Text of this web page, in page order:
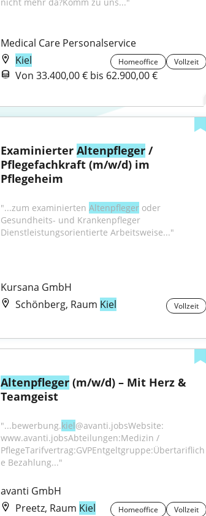
Medical Care Personalservice
Kiel
Homeoffice Vollzeit
Von 33.400,00 € bis 62.900,00 €
Examinierter Altenpfleger /
Pflegefachkraft (m/w/d) im
Pflegeheim
"...zum examinierten Altenpfleger oder
Gesundheits- und Krankenpfleger
Dienstleistungsorientierte Arbeitsweise..."
Kursana GmbH
Schönberg, Raum Kiel Vollzeit
Altenpfleger (m/w/d) – Mit Herz &
Teamgeist
"...bewerbung.kiel@avanti.jobsWebsite:
www.avanti.jobsAbteilungen:Medizin /
PflegeTarifvertrag:GVPEntgeltgruppe:Übertariflich
e Bezahlung..."
avanti GmbH
Preetz, Raum Kiel Homeoffice Vollzeit